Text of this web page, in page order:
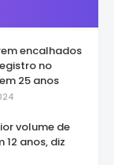
encalhados
no
25 anos
volume de
anos, diz